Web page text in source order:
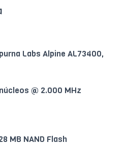
Labs Alpine AL73400,
@ 2.000 MHz
MB NAND Flash